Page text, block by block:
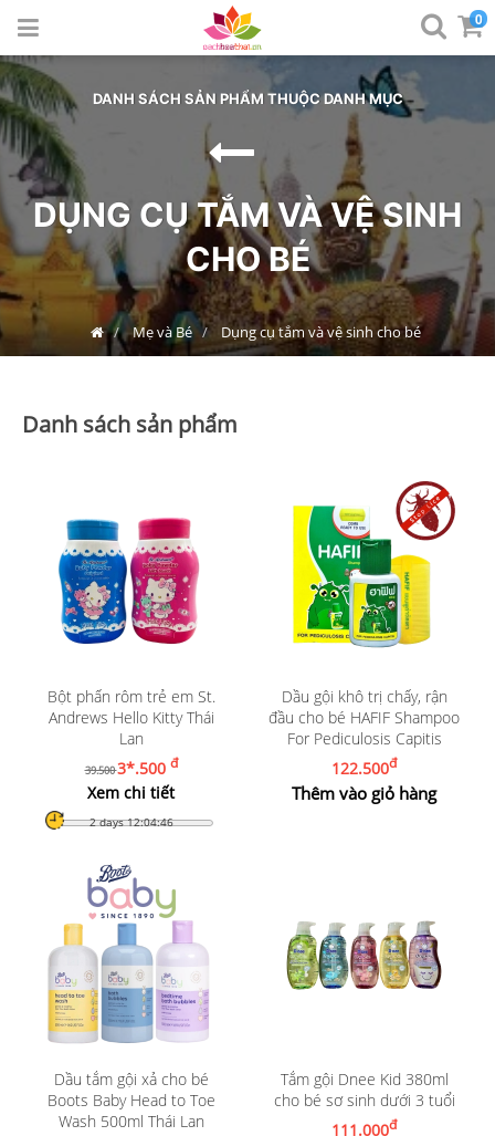
0
DANH SÁCH SẢN PHẨM THUỘC DANH MỤC
DỤNG CỤ TẮM VÀ VỆ SINH
CHO BÉ
Mẹ và Bé Dụng cụ tắm và vệ sinh cho bé
Danh sách sản phẩm
Bột phấn rôm trẻ em St.
Andrews Hello Kitty Thái
Lan
39.5003*.500 đ
Xem chi tiết
2 days 12:04:45
Dầu gội khô trị chấy, rận
đầu cho bé HAFIF Shampoo
For Pediculosis Capitis
122.500đ
Thêm vào giỏ hàng
Dầu tắm gội xả cho bé
Boots Baby Head to Toe
Wash 500ml Thái Lan
Tắm gội Dnee Kid 380ml
cho bé sơ sinh dưới 3 tuổi
111.000đ